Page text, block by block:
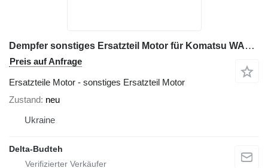
Dempfer sonstiges Ersatzteil Motor für Komatsu WA430 Radlader
Preis auf Anfrage
Ersatzteile Motor - sonstiges Ersatzteil Motor
Zustand
neu
Ukraine
Delta-Budteh